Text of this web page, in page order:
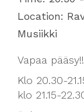
Location:
Musiikki
Vapaa
Klo 20.30-
klo 21.15-